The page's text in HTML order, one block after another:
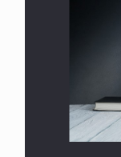
أو الهجرية؟